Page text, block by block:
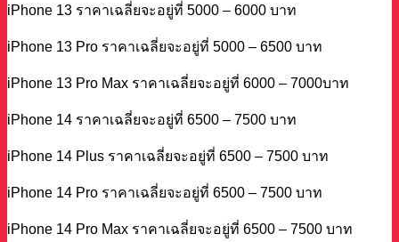
iPhone 13 ราคาเฉลี่ยจะอยู่ที่ 5000 – 6000 บาท
iPhone 13 Pro ราคาเฉลี่ยจะอยู่ที่ 5000 – 6500 บาท
iPhone 13 Pro Max ราคาเฉลี่ยจะอยู่ที่ 6000 – 7000บาท
iPhone 14 ราคาเฉลี่ยจะอยู่ที่ 6500 – 7500 บาท
iPhone 14 Plus ราคาเฉลี่ยจะอยู่ที่ 6500 – 7500 บาท
iPhone 14 Pro ราคาเฉลี่ยจะอยู่ที่ 6500 – 7500 บาท
iPhone 14 Pro Max ราคาเฉลี่ยจะอยู่ที่ 6500 – 7500 บาท